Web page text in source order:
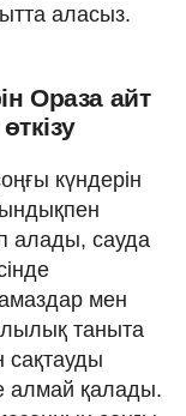
аласыз.
Ораза айт
күндерін
алады, сауда
мен
таныта
сақтауды
алмай қалады.